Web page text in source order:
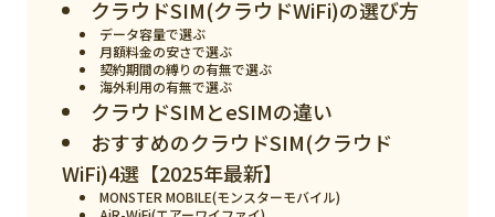
クラウドSIM(クラウドWiFi)の選び方
データ容量で選ぶ
月額料金の安さで選ぶ
契約期間の縛りの有無で選ぶ
海外利用の有無で選ぶ
クラウドSIMとeSIMの違い
おすすめのクラウドSIM(クラウド
WiFi)4選【2025年最新】
MONSTER MOBILE(モンスターモバイル)